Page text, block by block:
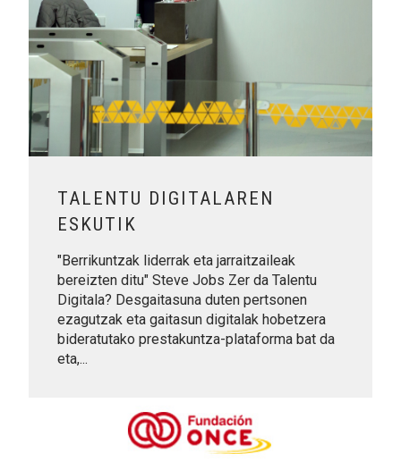
TALENTU DIGITALAREN
ESKUTIK
"Berrikuntzak liderrak eta jarraitzaileak
bereizten ditu" Steve Jobs Zer da Talentu
Digitala? Desgaitasuna duten pertsonen
ezagutzak eta gaitasun digitalak hobetzera
bideratutako prestakuntza-plataforma bat da
eta,...